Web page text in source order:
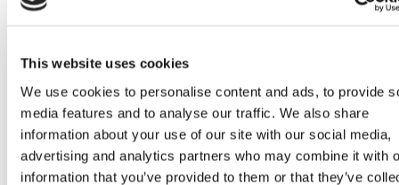
This website uses cookies
We use cookies to personalise content and ads, to provide
media features and to analyse our traffic. We also share
information about your use of our site with our social media,
advertising and analytics partners who may combine it with
information that you’ve provided to them or that they’ve
Minimelkers
stalartikelen
Skelex
Home
Melkmachine
Melkpomp en melkleiding
Membraan passend voor Dairymaster